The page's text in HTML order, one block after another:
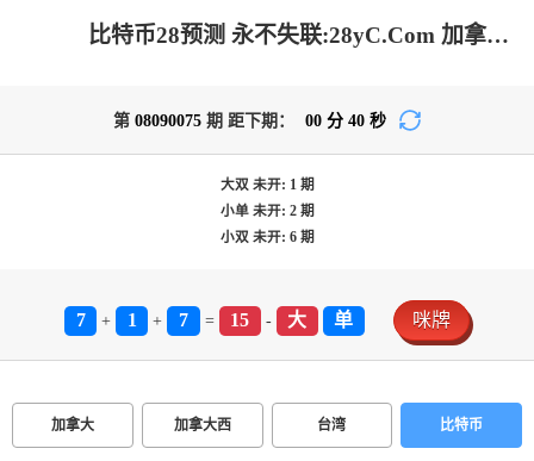
比特币28预测 永不失联:28yC.Com 加拿大预测-PC预测|加拿大pc在线|加拿大28在线预测网|jnd2.8咪牌_专注研究在线加拿大预测！
第 08090075 期 距下期： 00 分 40 秒
大双 未开: 1期
小单 未开: 2期
小双 未开: 6期
7 + 1 + 7 = 15 - 大 单 咪牌
加拿大 加拿大西 台湾 比特币